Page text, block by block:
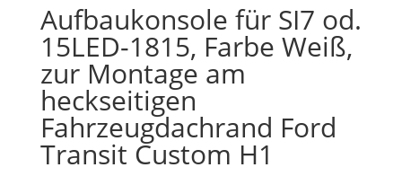
Aufbaukonsole für SI7 od.
15LED-1815, Farbe Weiß,
zur Montage am
heckseitigen
Fahrzeugdachrand Ford
Transit Custom H1